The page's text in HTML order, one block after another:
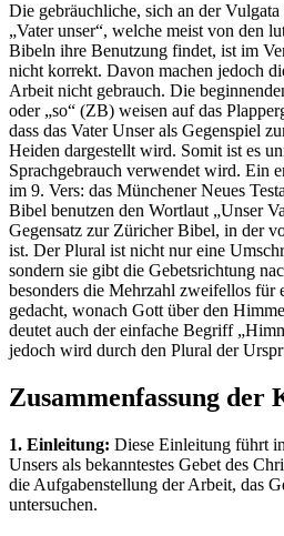
Die gebräuchliche, sich an der
„Vater unser“, welche meist von den
Bibeln ihre Benutzung findet, ist im
nicht korrekt. Davon machen jedoch
Arbeit nicht gebrauch. Die
oder „so“ (ZB) weisen auf das
dass das Vater Unser als Gegenspiel
Heiden dargestellt wird. Somit ist es
Sprachgebrauch verwendet wird. Ein
im 9. Vers: das Münchener Neues
Bibel benutzen den Wortlaut „Unser
Gegensatz zur Züricher Bibel, in der
ist. Der Plural ist nicht nur eine
sondern sie gibt die Gebetsrichtung
besonders die Mehrzahl zweifellos für
gedacht, wonach Gott über den
deutet auch der einfache Begriff
jedoch wird durch den Plural der
Zusammenfassung der
1. Einleitung: Diese Einleitung führt
Unsers als bekanntestes Gebet des
die Aufgabenstellung der Arbeit, das
untersuchen.